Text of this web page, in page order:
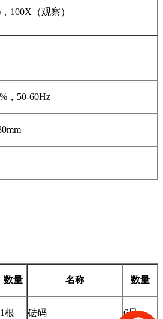
100X（观察）
，50-60Hz
数量 名称 数量
1根 砝码 6只